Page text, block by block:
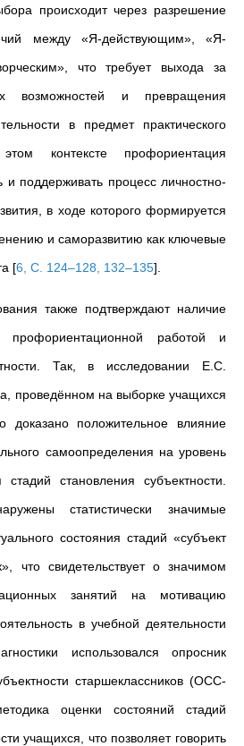
происходит через разрешение
между «Я-действующим», «Я-
что требует выхода за
возможностей и превращения
в предмет практического
контексте профориентация
и поддерживать процесс личностно-
в ходе которого формируется
и саморазвитию как ключевые
[6, С. 124–128, 132–135]
также подтверждают наличие
работой и
Так, в исследовании Е.С.
проведённом на выборке учащихся
доказано положительное влияние
самоопределения на уровень
стадий становления субъектности.
статистически значимые
состояния стадий «субъект
что свидетельствует о значимом
занятий на мотивацию
в учебной деятельности
использовался опросник
старшеклассников (ОСС-
оценки состояний стадий
учащихся, что позволяет говорить